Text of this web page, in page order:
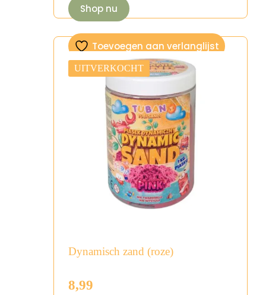
Shop nu
Toevoegen aan verlanglijst
UITVERKOCHT
Dynamisch zand (roze)
8,99